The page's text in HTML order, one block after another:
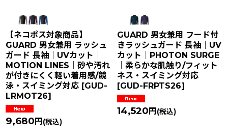
【ネコポス対象商品】
GUARD 男女兼用 ラッシュ
ガード 長袖｜UVカット｜
MOTION LINES｜砂や汚れ
が付きにくく軽い着用感/競
泳・スイミング対応 [GUD-
LRMOT26]
9,680 円 (税込)
GUARD 男女兼用 フード付
きラッシュガード 長袖｜UV
カット｜PHOTON SURGE
｜柔らかな肌触り/フィット
ネス・スイミング対応
[GUD-FRPTS26]
14,520 円 (税込)